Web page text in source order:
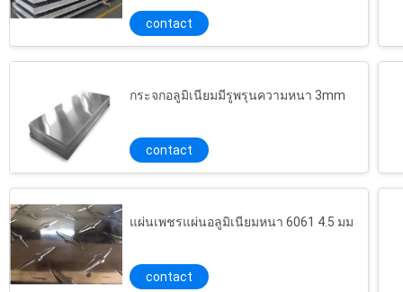
contact
กระจกอลูมิเนียมมีรูพรุนความหนา 3mm
contact
แผ่นเพชรแผ่นอลูมิเนียมหนา 6061 4.5 มม
contact